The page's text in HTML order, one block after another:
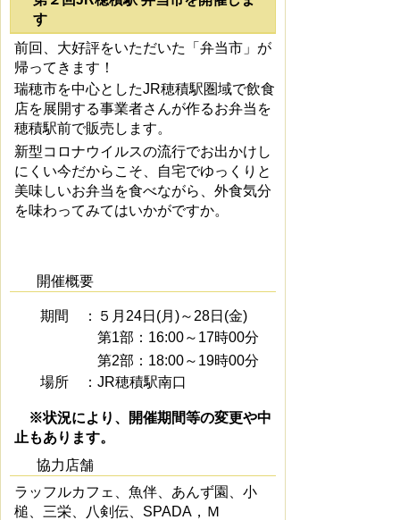
す
前回、大好評をいただいた「弁当市」が
帰ってきます！
瑞穂市を中心としたJR穂積駅圏域で飲食
店を展開する事業者さんが作るお弁当を
穂積駅前で販売します。
新型コロナウイルスの流行でお出かけし
にくい今だからこそ、自宅でゆっくりと
美味しいお弁当を食べながら、外食気分
を味わってみてはいかがですか。
開催概要
期間 ：５月24日(月)～28日(金)
第1部：16:00～17時00分
第2部：18:00～19時00分
場所 ：JR穂積駅南口
※状況により、開催期間等の変更や中
止もあります。
協力店舗
ラッフルカフェ、魚伴、あんず園、小
槌、三栄、八剣伝、SPADA， Ｍ